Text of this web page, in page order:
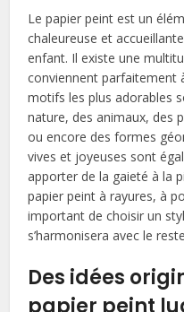
Le papier peint est un
chaleureuse et
enfant. Il existe une
conviennent parfaitement
motifs les plus adorables
nature, des animaux, des
ou encore des formes
vives et joyeuses sont
apporter de la gaieté à la
papier peint à rayures, à
important de choisir un
s’harmonisera avec le
Des idées
papier peint